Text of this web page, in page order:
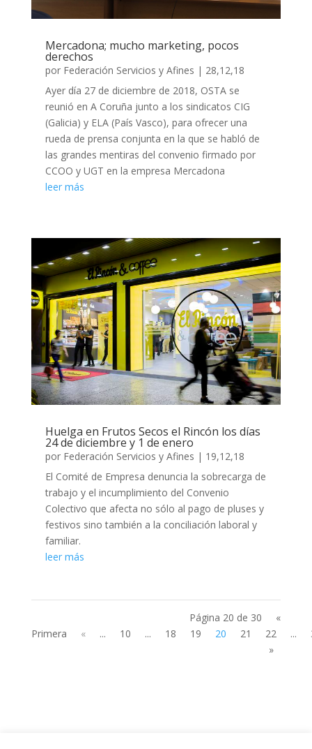
Mercadona; mucho marketing, pocos
derechos
por Federación Servicios y Afines | 28,12,18
Ayer día 27 de diciembre de 2018, OSTA se
reunió en A Coruña junto a los sindicatos CIG
(Galicia) y ELA (País Vasco), para ofrecer una
rueda de prensa conjunta en la que se habló de
las grandes mentiras del convenio firmado por
CCOO y UGT en la empresa Mercadona
leer más
Huelga en Frutos Secos el Rincón los días
24 de diciembre y 1 de enero
por Federación Servicios y Afines | 19,12,18
El Comité de Empresa denuncia la sobrecarga de
trabajo y el incumplimiento del Convenio
Colectivo que afecta no sólo al pago de pluses y
festivos sino también a la conciliación laboral y
familiar.
leer más
Página 20 de 30
«
Primera
« ... 10 ... 18 19 20 21 22 ...
»